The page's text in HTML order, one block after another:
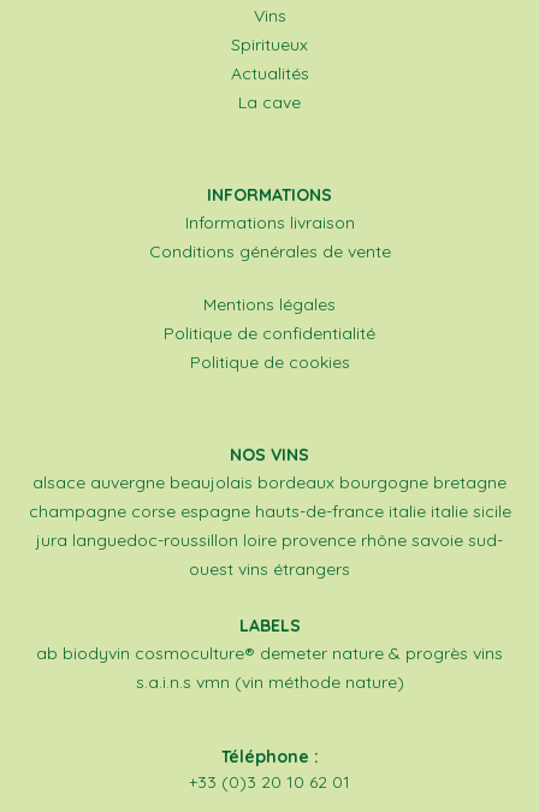
Vins
Spiritueux
Actualités
La cave
INFORMATIONS
Informations livraison
Conditions générales de vente
Mentions légales
Politique de confidentialité
Politique de cookies
NOS VINS
alsace auvergne beaujolais bordeaux bourgogne bretagne
champagne corse espagne hauts-de-france italie italie sicile
jura languedoc-roussillon loire provence rhône savoie sud-
ouest vins étrangers
LABELS
ab biodyvin cosmoculture® demeter nature & progrès vins
s.a.i.n.s vmn (vin méthode nature)
Téléphone :
+33 (0)3 20 10 62 01